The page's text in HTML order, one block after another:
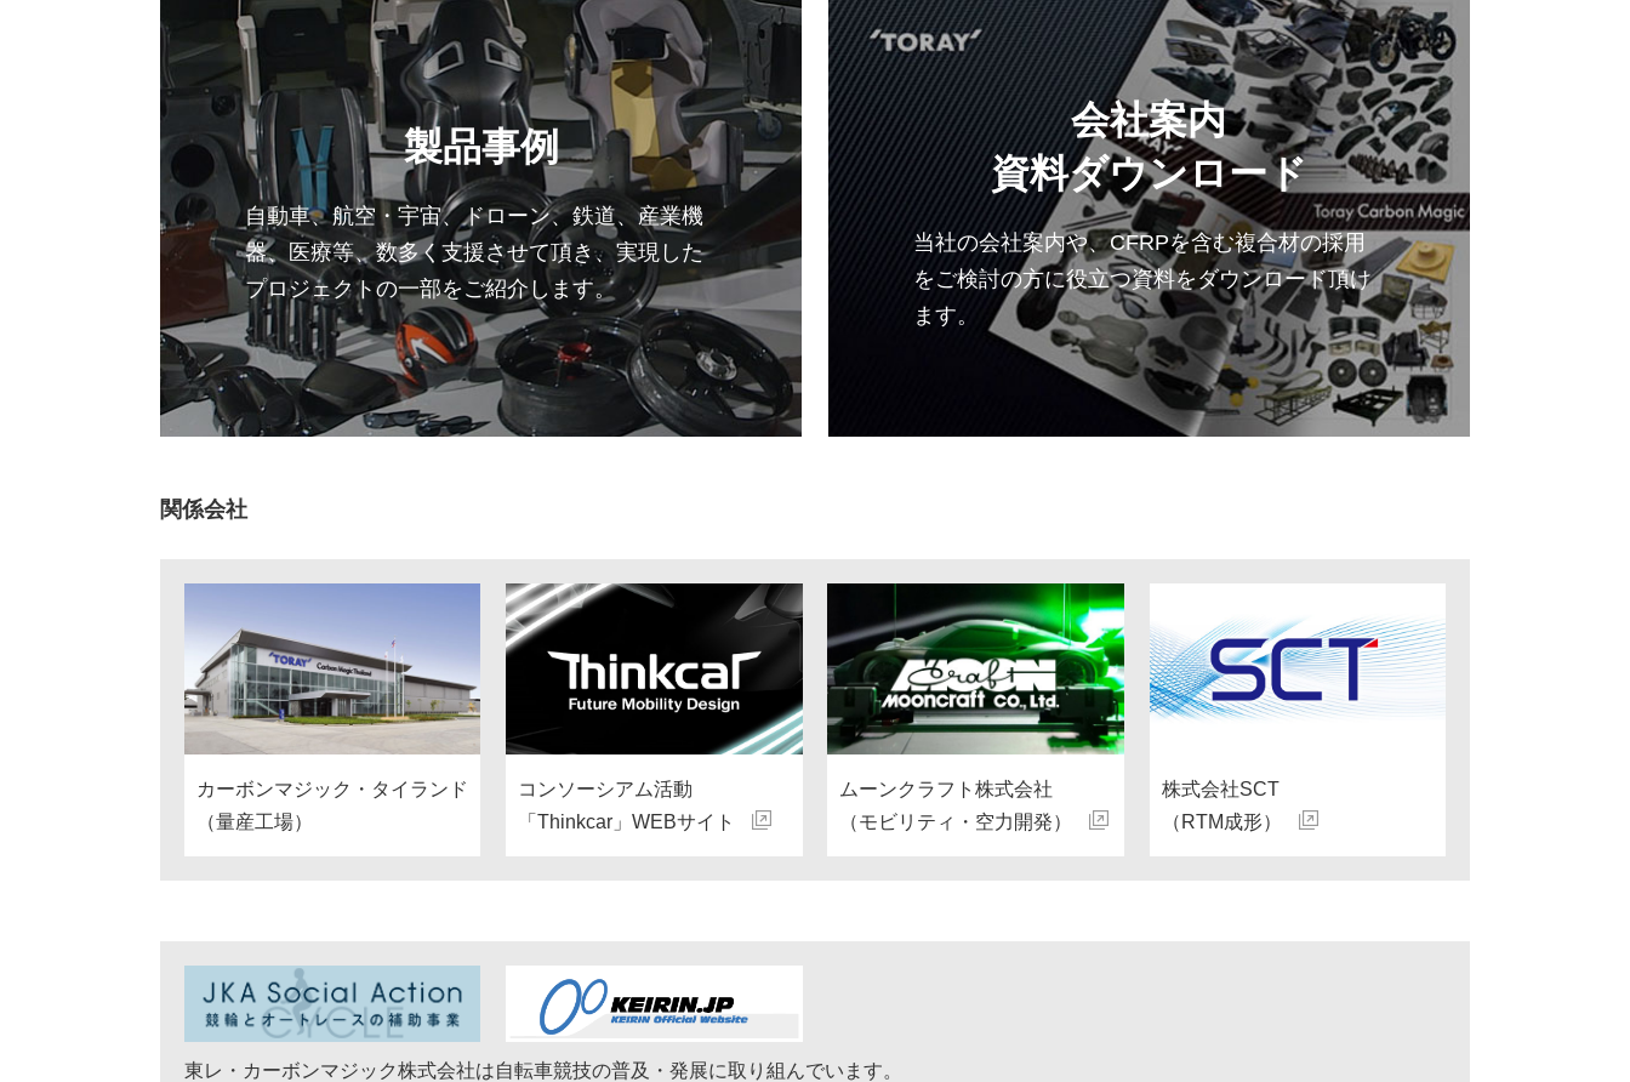
製品事例
自動車、航空・宇宙、ドローン、鉄道、産業機
器、医療等、数多く支援させて頂き、実現した
プロジェクトの一部をご紹介します。
会社案内
資料ダウンロード
当社の会社案内や、CFRPを含む複合材の採用
をご検討の方に役立つ資料をダウンロード頂け
ます。
関係会社
カーボンマジック・タイランド
（量産工場）
コンソーシアム活動
「Thinkcar」WEBサイト
ムーンクラフト株式会社
（モビリティ・空力開発）
株式会社SCT
（RTM成形）
東レ・カーボンマジック株式会社は自転車競技の普及・発展に取り組んでいます。